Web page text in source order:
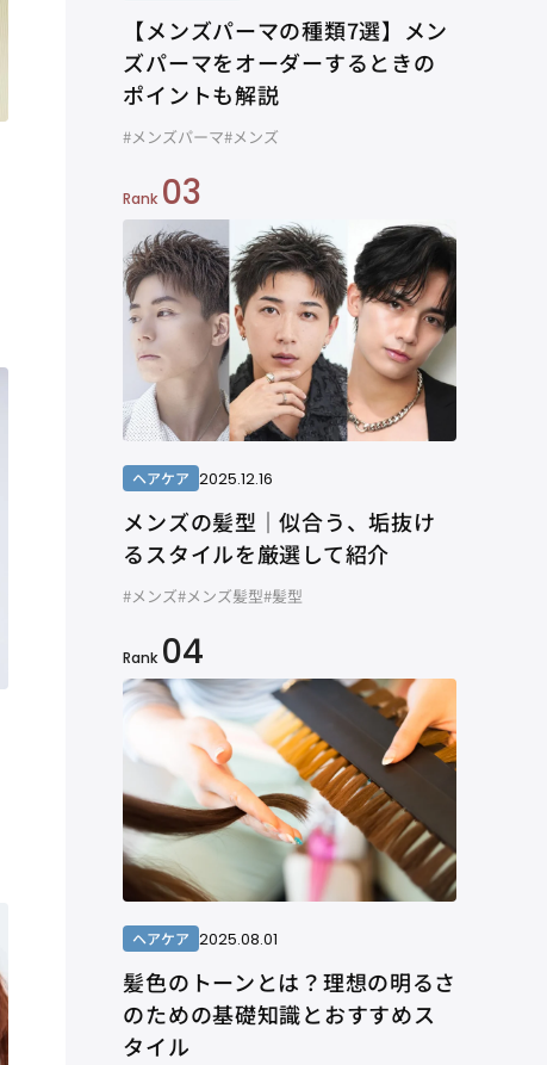
【メンズパーマの種類7選】メン
ズパーマをオーダーするときの
ポイントも解説
#メンズパーマ#メンズ
Rank 03
ヘアケア 2025.12.16
メンズの髪型｜似合う、垢抜け
るスタイルを厳選して紹介
#メンズ#メンズ髪型#髪型
Rank 04
ヘアケア 2025.08.01
髪色のトーンとは？理想の明るさ
のための基礎知識とおすすめス
タイル